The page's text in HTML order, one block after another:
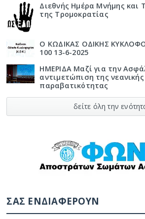
Διεθνής Ημέρα Μνήμης και
της Τρομοκρατίας
Ο ΚΩΔΙΚΑΣ ΟΔΙΚΗΣ
100 13-6-2025
ΗΜΕΡΙΔΑ Μαζί για την
αντιμετώπιση της νεανικής
παραβατικότητας
δείτε όλη την
ΣΑΣ ΕΝΔΙΑΦΕΡΟΥΝ